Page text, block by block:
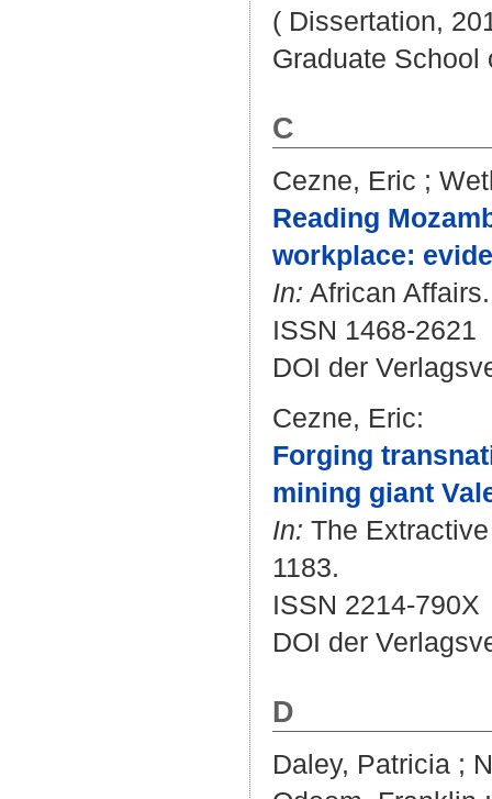
( Dissertation,
Graduate School
C
Cezne, Eric ;
Reading
workplace:
In: African
ISSN 1468-2621
DOI der
Cezne, Eric:
Forging
mining giant
In: The
1183.
ISSN 2214-790X
DOI der
D
Daley, Patricia ;